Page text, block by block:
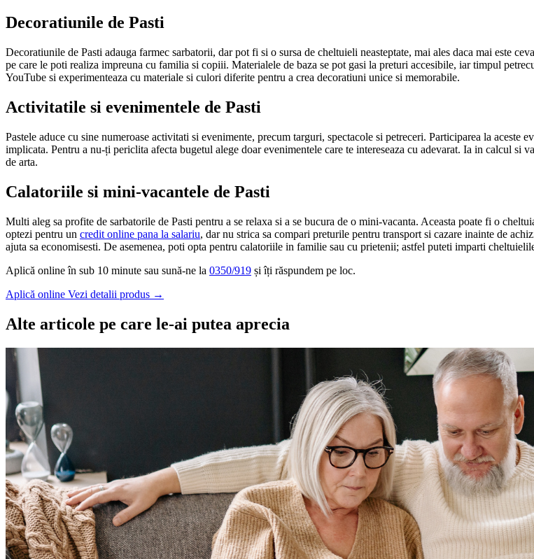
Decoratiunile de Pasti
Decoratiunile de Pasti adauga farmec sarbatorii, dar pot fi si o sursa de cheltuieli neasteptate, mai ales daca mai este
pe care le poti realiza impreuna cu familia si copiii. Materialele de baza se pot gasi la preturi accesibile, iar timpul
YouTube si experimenteaza cu materiale si culori diferite pentru a crea decoratiuni unice si memorabile.
Activitatile si evenimentele de Pasti
Pastele aduce cu sine numeroase activitati si evenimente, precum targuri, spectacole si petreceri. Participarea la
implicata. Pentru a nu-ți periclita afecta bugetul alege doar evenimentele care te intereseaza cu adevarat. Ia in calcul
de arta.
Calatoriile si mini-vacantele de Pasti
Multi aleg sa profite de sarbatorile de Pasti pentru a se relaxa si a se bucura de o mini-vacanta. Aceasta poate fi o
optezi pentru un credit online pana la salariu, dar nu strica sa compari preturile pentru transport si cazare inainte de
ajuta sa economisesti. De asemenea, poti opta pentru calatoriile in familie sau cu prietenii; astfel puteti imparti
Aplică online în sub 10 minute sau sună-ne la 0350/919 și îți răspundem pe loc.
Aplică online Vezi detalii produs →
Alte articole pe care le-ai putea aprecia